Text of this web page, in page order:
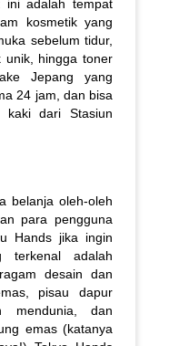
ini adalah tempat
kosmetik yang
sebelum tidur,
unik, hingga toner
Jepang yang
24 jam, dan bisa
kaki dari Stasiun
belanja oleh-oleh
para pengguna
Hands jika ingin
terkenal adalah
desain dan
pisau dapur
mendunia, dan
emas (katanya